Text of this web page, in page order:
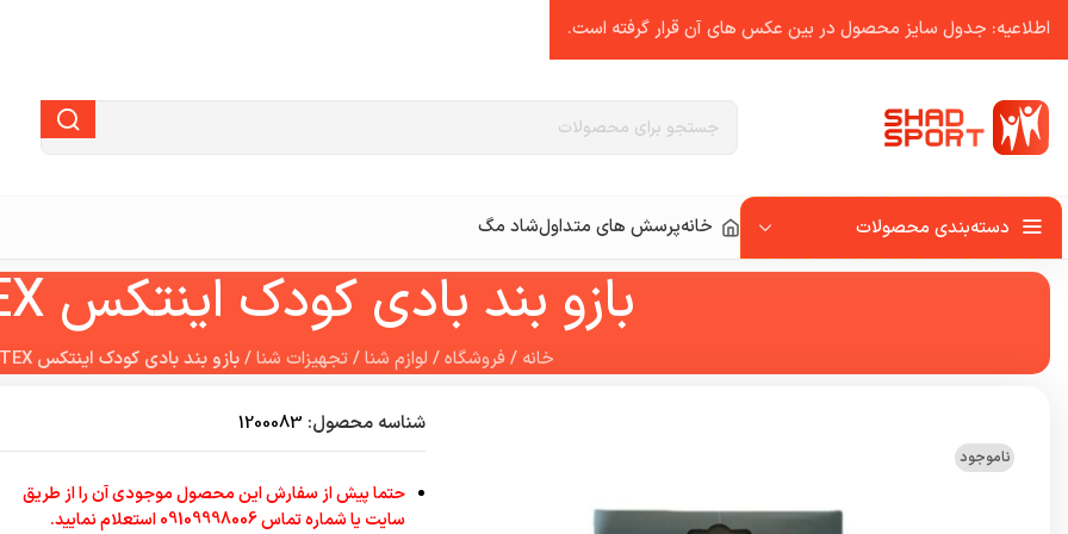
دسته‌بندی محصولات خانهپرسش های متداولشاد مگ
بازو بند بادی کودک اینتکس INTEX
خانه /فروشگاه/ لوازم شنا/ تجهیزات شنا/بازو بند بادی کودک اینتکس INTEX
ناموجود
شناسه محصول: 1200083
حتما پیش از سفارش این محصول موجودی آن را از طریق
سایت یا شماره تماس 09109998006 استعلام نمایید.
اطلاعیه: جدول سایز محصول در بین عکس ‌های آن قرار گرفته است.